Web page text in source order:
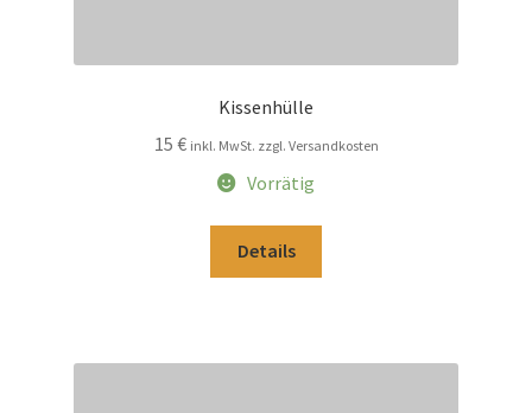
Versandkosten und Zahlungsbedingungen
Wohnzimmertisch mit Stühlen
Kissenhülle
15 € inkl. MwSt. zzgl. Versandkosten
Vorrätig
Details